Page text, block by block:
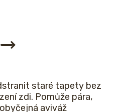
staré tapety bez
zdi. Pomůže pára,
aviváž